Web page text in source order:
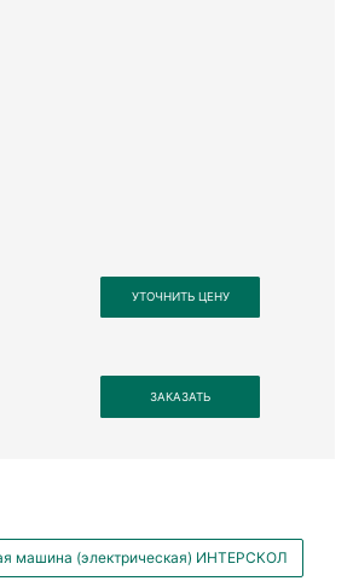
УТОЧНИТЬ ЦЕНУ
ЗАКАЗАТЬ
машина (электрическая) ИНТЕРСКОЛ